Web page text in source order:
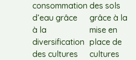
consommation
d’eau grâce
à la
diversification
des cultures
des sols
grâce à la
mise en
place de
cultures